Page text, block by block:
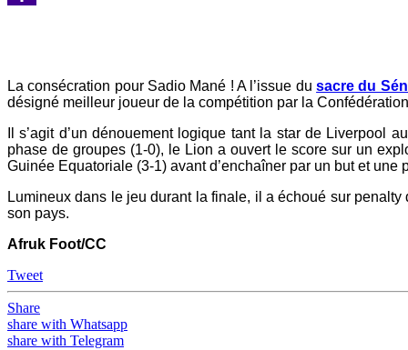
La consécration pour Sadio Mané ! A l’issue dusacre du
désigné meilleur joueur de la compétition par la
Il s’agit d’un dénouement logique tant la star de
phase de groupes (1-0), le Lion a ouvert le score sur un
Guinée Equatoriale (3-1) avant d’enchaîner par un but et
Lumineux dans le jeu durant la finale, il a échoué sur
son pays.
Afruk Foot/CC
Tweet
Share
share with Whatsapp
share with Telegram